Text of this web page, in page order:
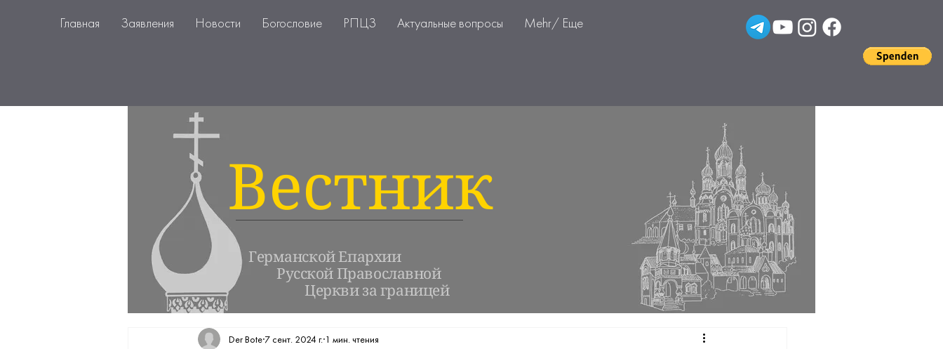
Главная Заявления Новости Богословие РПЦЗ Актуальные вопросы Mehr/ Еще
Вестник
Германской Епархии
Русской Православной
Церкви за границей
Der Bote 7 сент. 2024 г. 1 мин. чтения